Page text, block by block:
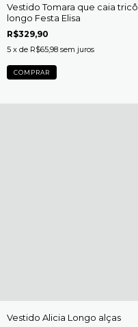
Vestido Tomara que caia tricô
longo Festa Elisa
R$329,90
5 x de R$65,98 sem juros
COMPRAR
Vestido Alicia Longo alças